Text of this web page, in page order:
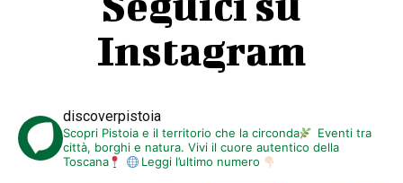
Instagram
discoverpistoia
Scopri Pistoia e il territorio che la circonda
Eventi tra
città, borghi e natura. Vivi il cuore autentico della
Toscana
Leggi l’ultimo numero